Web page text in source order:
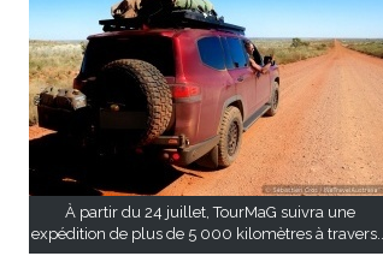
À partir du 24 juillet, TourMaG suivra une
expédition de plus de 5 000 kilomètres à travers...